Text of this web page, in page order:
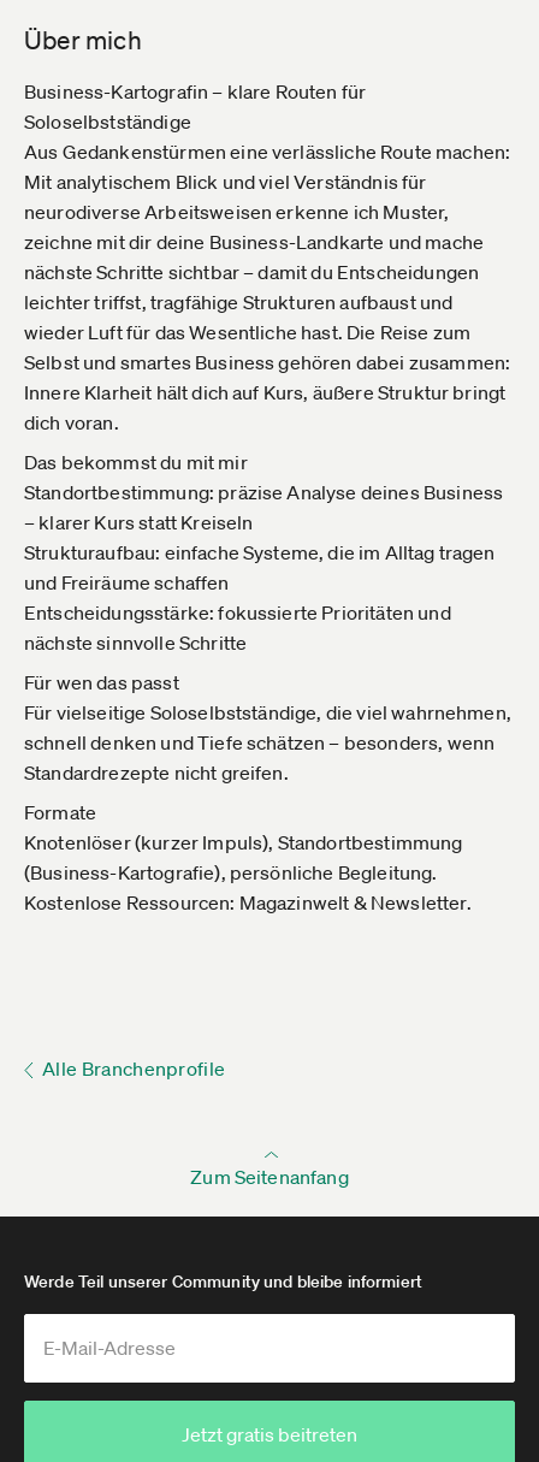
Über mich
Business-Kartografin – klare Routen für
Soloselbstständige
Aus Gedankenstürmen eine verlässliche Route machen:
Mit analytischem Blick und viel Verständnis für
neurodiverse Arbeitsweisen erkenne ich Muster,
zeichne mit dir deine Business-Landkarte und mache
nächste Schritte sichtbar – damit du Entscheidungen
leichter triffst, tragfähige Strukturen aufbaust und
wieder Luft für das Wesentliche hast. Die Reise zum
Selbst und smartes Business gehören dabei zusammen:
Innere Klarheit hält dich auf Kurs, äußere Struktur bringt
dich voran.
Das bekommst du mit mir
Standortbestimmung: präzise Analyse deines Business
– klarer Kurs statt Kreiseln
Strukturaufbau: einfache Systeme, die im Alltag tragen
und Freiräume schaffen
Entscheidungsstärke: fokussierte Prioritäten und
nächste sinnvolle Schritte
Für wen das passt
Für vielseitige Soloselbstständige, die viel wahrnehmen,
schnell denken und Tiefe schätzen – besonders, wenn
Standardrezepte nicht greifen.
Formate
Knotenlöser (kurzer Impuls), Standortbestimmung
(Business-Kartografie), persönliche Begleitung.
Kostenlose Ressourcen: Magazinwelt & Newsletter.
Alle Branchenprofile
Zum Seitenanfang
Werde Teil unserer Community und bleibe informiert
Jetzt gratis beitreten